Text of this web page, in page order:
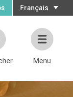
Français
Menu